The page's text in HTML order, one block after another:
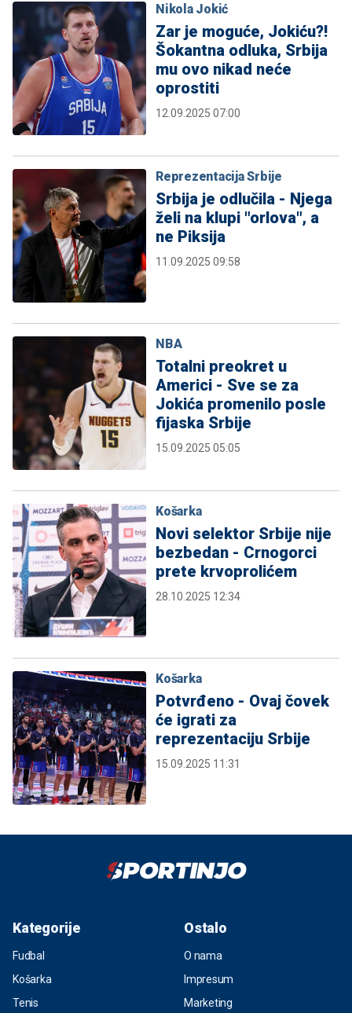
Nikola Jokić
Zar je moguće, Jokiću?!
Šokantna odluka, Srbija
mu ovo nikad neće
oprostiti
12.09.2025 07:00
Reprezentacija Srbije
Srbija je odlučila - Njega
želi na klupi "orlova", a
ne Piksija
11.09.2025 09:58
NBA
Totalni preokret u
Americi - Sve se za
Jokića promenilo posle
fijaska Srbije
15.09.2025 05:05
Košarka
Novi selektor Srbije nije
bezbedan - Crnogorci
prete krvoprolićem
28.10.2025 12:34
Košarka
Potvrđeno - Ovaj čovek
će igrati za
reprezentaciju Srbije
15.09.2025 11:31
Kategorije
Fudbal
Košarka
Tenis
Ostalo
O nama
Impresum
Marketing